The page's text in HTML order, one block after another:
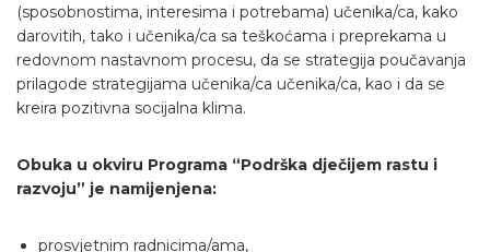
(sposobnostima, interesima i potrebama) učenika/ca, kako
darovitih, tako i učenika/ca sa teškoćama i preprekama u
redovnom nastavnom procesu, da se strategija poučavanja
prilagode strategijama učenika/ca učenika/ca, kao i da se
kreira pozitivna socijalna klima.
Obuka u okviru Programa “Podrška dječijem rastu i
razvoju” je namijenjena:
prosvjetnim radnicima/ama,